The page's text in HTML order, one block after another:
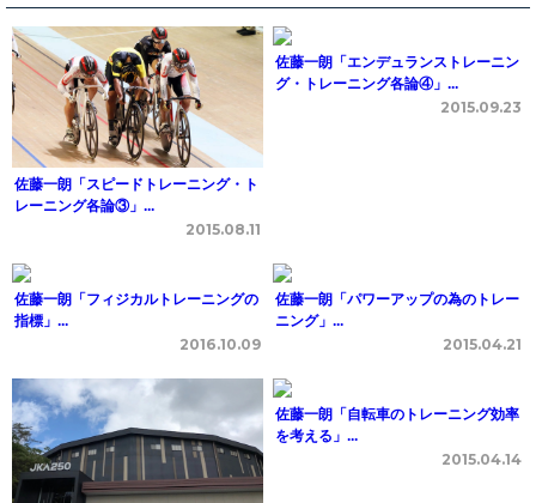
佐藤一朗「スピードトレーニング・ト
レーニング各論③」...
2015.08.11
佐藤一朗「エンデュランストレーニン
グ・トレーニング各論④」...
2015.09.23
佐藤一朗「フィジカルトレーニングの
指標」...
2016.10.09
佐藤一朗「パワーアップの為のトレー
ニング」...
2015.04.21
佐藤一朗「自転車のトレーニング効率
を考える」...
2015.04.14